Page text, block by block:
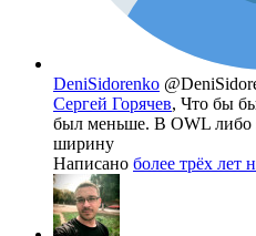
DeniSidorenko
Сергей Горячев, Что бы
был меньше. В OWL либо
ширину
Написано более трёх лет